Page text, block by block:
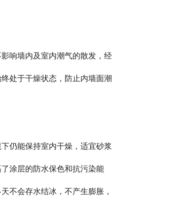
响墙内及室内潮气的散发，经
处于干燥状态，防止内墙面潮
仍能保持室内干燥，适宜砂浆
涂层的防水保色和抗污染能
不会存水结冰，不产生膨胀，